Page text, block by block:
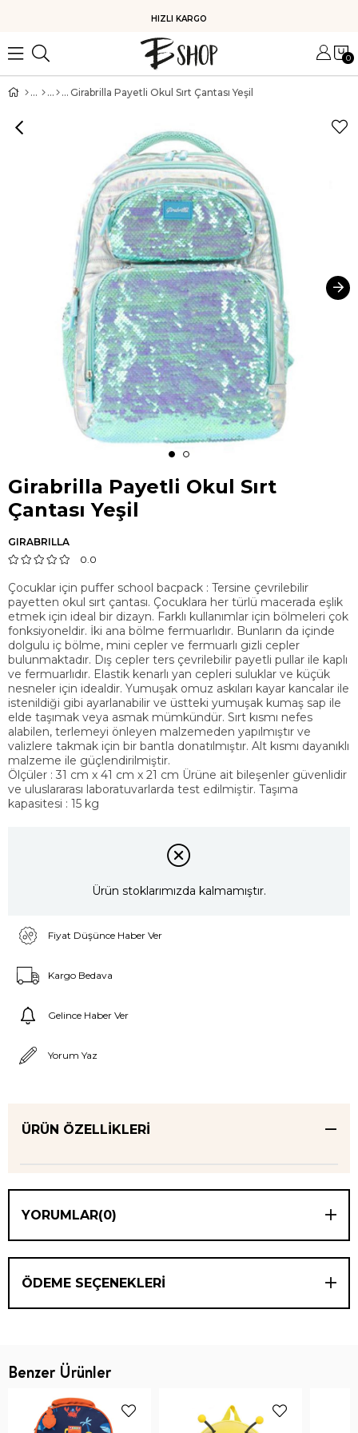
HIZLI KARGO
0
Girabrilla Payetli Okul Sırt Çantası Yeşil
Girabrilla Payetli Okul Sırt
Çantası Yeşil
GIRABRILLA
0.0
Çocuklar için puffer school bacpack : Tersine çevrilebilir
payetten okul sırt çantası. Çocuklara her türlü macerada eşlik
etmek için ideal bir dizayn. Farklı kullanımlar için bölmeleri çok
fonksiyoneldir. İki ana bölme fermuarlıdır. Bunların da içinde
dolgulu iç bölme, mini cepler ve fermuarlı gizli cepler
bulunmaktadır. Dış cepler ters çevrilebilir payetli pullar ile kaplı
ve fermuarlıdır. Elastik kenarlı yan cepleri suluklar ve küçük
nesneler için idealdir. Yumuşak omuz askıları kayar kancalar ile
istenildiği gibi ayarlanabilir ve üstteki yumuşak kumaş sap ile
elde taşımak veya asmak mümkündür. Sırt kısmı nefes
alabilen, terlemeyi önleyen malzemeden yapılmıştır ve
valizlere takmak için bir bantla donatılmıştır. Alt kısmı dayanıklı
malzeme ile güçlendirilmiştir.
Ölçüler : 31 cm x 41 cm x 21 cm Ürüne ait bileşenler güvenlidir
ve uluslararası laboratuvarlarda test edilmiştir. Taşıma
kapasitesi : 15 kg
Ürün stoklarımızda kalmamıştır.
Fiyat Düşünce Haber Ver
Kargo Bedava
Gelince Haber Ver
Yorum Yaz
ÜRÜN ÖZELLIKLERI
YORUMLAR(0)
ÖDEME SEÇENEKLERI
Benzer Ürünler